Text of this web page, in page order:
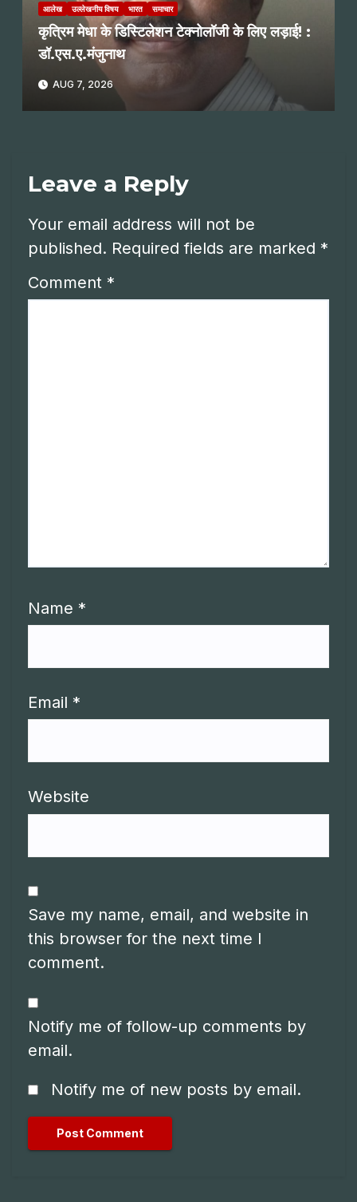
आलेख उल्लेखनीय विषय भारत समाचार
कृत्रिम मेधा के डिस्टिलेशन टेक्नोलॉजी के लिए लड़ाई! :
डॉ.एस.ए.मंजुनाथ
AUG 7, 2026
Leave a Reply
Your email address will not be
published. Required fields are marked *
Comment *
Name *
Email *
Website
Save my name, email, and website in
this browser for the next time I
comment.
Notify me of follow-up comments by
email.
Notify me of new posts by email.